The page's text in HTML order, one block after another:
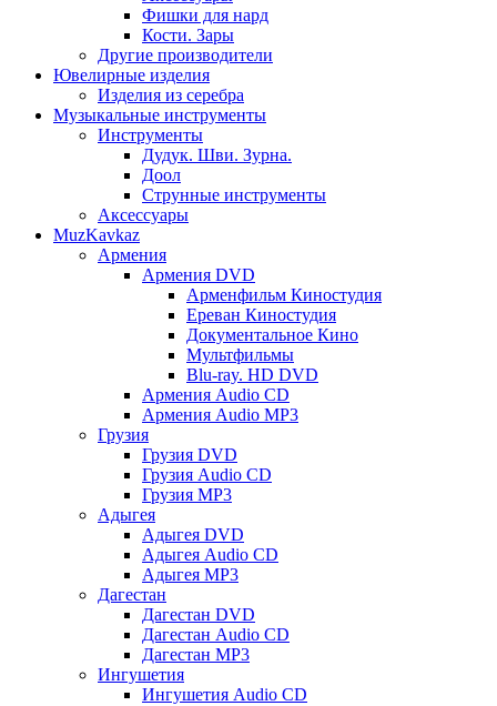
Фишки для нард
Кости. Зары
Другие производители
Ювелирные изделия
Изделия из серебра
Музыкальные инструменты
Инструменты
Дудук. Шви. Зурна.
Доол
Струнные инструменты
Аксессуары
MuzKavkaz
Армения
Армения DVD
Арменфильм Киностудия
Ереван Киностудия
Документальное Кино
Мультфильмы
Blu-ray. HD DVD
Армения Audio CD
Армения Audio MP3
Грузия
Грузия DVD
Грузия Audio CD
Грузия MP3
Адыгея
Адыгея DVD
Адыгея Audio CD
Адыгея MP3
Дагестан
Дагестан DVD
Дагестан Audio CD
Дагестан MP3
Ингушетия
Ингушетия Audio CD